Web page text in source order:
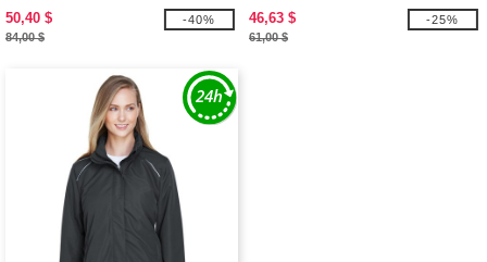
Motif Mélangé Pour Femme
50,40 $
84,00 $
-40%
46,63 $
61,00 $
-25%